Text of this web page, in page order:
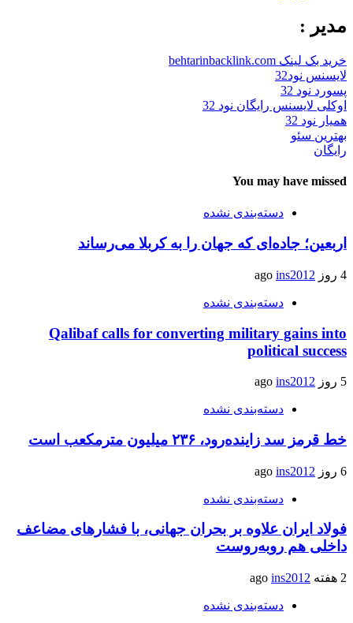
مدیر :
خرید بک لینک behtarinbacklink.com
لایسنس نود32
پسورد نود 32
اوکلی لایسنس رایگان نود 32
همیار نود 32
بهترین سئو
رایگان
You may have missed
دسته‌بندی نشده
اربعین؛ جاده‌ای که جهان را به کربلا می‌رساند
4 روز ago ins2012
دسته‌بندی نشده
Qalibaf calls for converting military gains into
political success
5 روز ago ins2012
دسته‌بندی نشده
خط قرمز سد زاینده‌رود، ۲۳۶ میلیون مترمکعب است
6 روز ago ins2012
دسته‌بندی نشده
فولاد ایران علاوه بر بحران جهانی، با فشارهای مضاعف
داخلی هم روبه‌روست
2 هفته ago ins2012
دسته‌بندی نشده